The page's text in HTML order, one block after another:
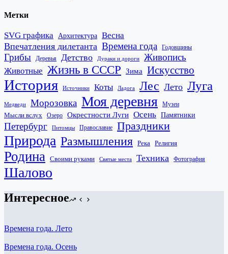
Метки
SVG графика Архитектура Весна
Впечатления дилетанта Времена года Годовщины
Грибы Деревья Детство Дураки и дороги Живопись
Животные Жизнь в СССР Зима Искусство
История Источники Коты Ладога Лес Лето Луга
Медведи Морозовка Моя деревня
Музеи
Мысли вслух
Озеро Окрестности Луги Осень Памятники
Петербург Питомцы Православие Праздники
Природа Размышления Река Религия
Родина Своими руками Святые места Техника Фотография
Шалово
Интересное
Времена года. Лето
Времена года. Осень